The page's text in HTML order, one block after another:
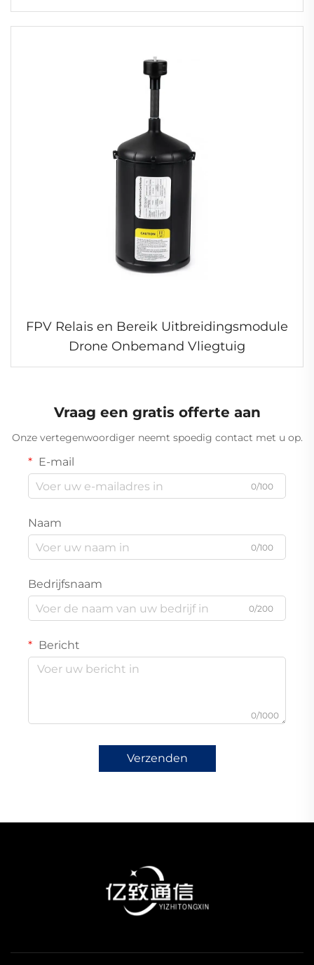
FPV Relais en Bereik Uitbreidingsmodule
Drone Onbemand Vliegtuig
Vraag een gratis offerte aan
Onze vertegenwoordiger neemt spoedig contact met u op.
E-mail
0/100
Naam
0/100
Bedrijfsnaam
0/200
Bericht
0/1000
Verzenden